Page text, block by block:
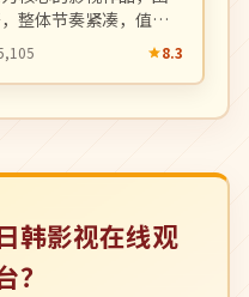
整体节奏紧凑，值得
8.3
韩影视在线观
？